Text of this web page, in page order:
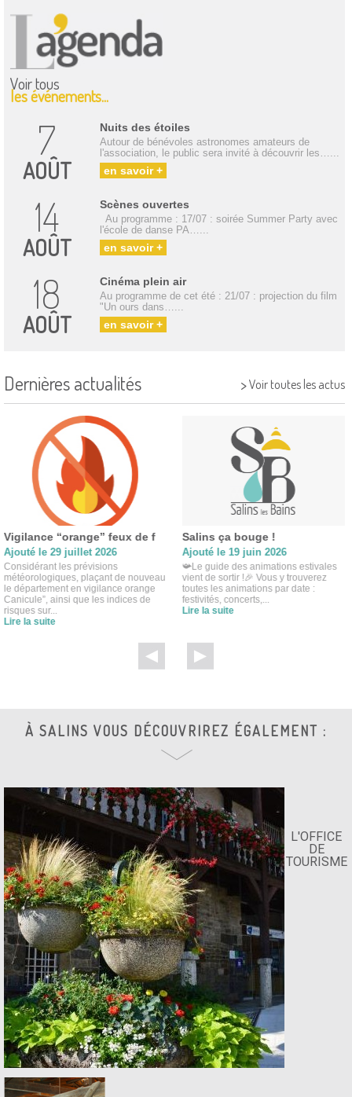
Voir tous
les événements...
7
AOÛT
Nuits des étoiles
Autour de bénévoles astronomes amateurs de
l'association, le public sera invité à découvrir les…...
en savoir +
14
AOÛT
Scènes ouvertes
Au programme : 17/07 : soirée Summer Party avec
l'école de danse PA…...
en savoir +
18
AOÛT
Cinéma plein air
Au programme de cet été : 21/07 : projection du film
"Un ours dans…...
en savoir +
Dernières actualités >Voir toutes les actus
Vigilance “orange” feux de f
Ajouté le 29 juillet 2026
Considérant les prévisions
météorologiques, plaçant de nouveau
le département en vigilance orange
Canicule”, ainsi que les indices de
risques sur...
Lire la suite
Salins ça bouge !
Ajouté le 19 juin 2026
📯Le guide des animations estivales
vient de sortir !🎉 Vous y trouverez
toutes les animations par date :
festivités, concerts,...
Lire la suite
À SALINS VOUS DÉCOUVRIREZ ÉGALEMENT :
L'OFFICE
DE
TOURISME